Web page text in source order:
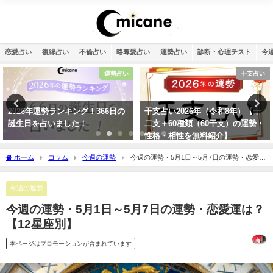
恋愛占い 復縁占い 不倫占い 略奪愛占い 運勢占い 診断・心理テスト 今
干支占い
干支占い2026年（令和8年）【十
二支＋60種類（60干支）の運勢・
復縁
タロット占い・元彼の今の私に対
する気持ちは？どう思ってる？
ホーム コラム 今週の運勢
今週の運勢・5月1日～5月7日の運勢・恋愛運
は？【12星座別】
今週の運勢
今週の運勢・5月1日～5月7日の運勢・恋愛運は？
【12星座別】
本ページはプロモーションが含まれています